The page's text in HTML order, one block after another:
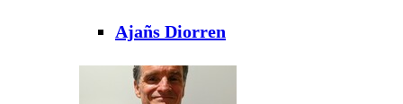
Ajañs Diorren